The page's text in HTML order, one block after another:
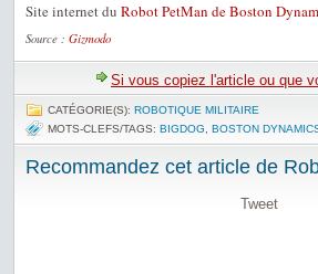
Site internet du Robot PetMan de Boston
Source : Gizmodo
Si vous copiez l'article ou que
CATÉGORIE(S): ROBOTIQUE MILITAIRE
MOTS-CLEFS/TAGS: BIGDOG BOSTON
Recommandez cet article de
Tweet